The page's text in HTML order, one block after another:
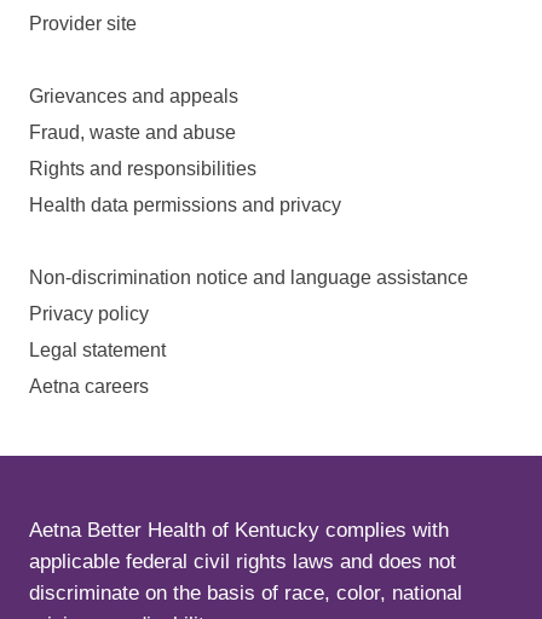
Provider site
Grievances and appeals
Fraud, waste and abuse
Rights and responsibilities
Health data permissions and privacy
Non-discrimination notice and language assistance
Privacy policy
Legal statement
Aetna careers
Aetna Better Health of Kentucky complies with
applicable federal civil rights laws and does not
discriminate on the basis of race, color, national